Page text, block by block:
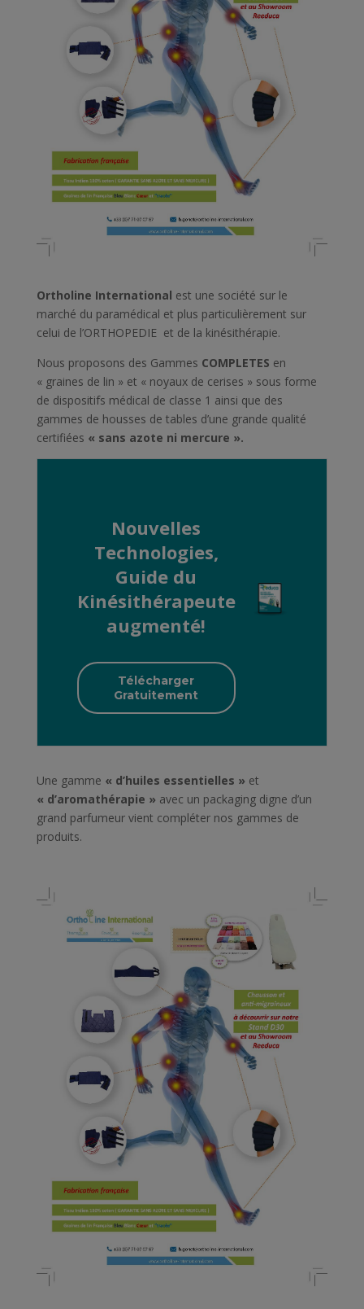
Ortholine International est une société sur le
marché du paramédical et plus particulièrement sur
celui de l’ORTHOPEDIE et de la kinésithérapie.
Nous proposons des Gammes COMPLETES en
« graines de lin » et « noyaux de cerises » sous forme
de dispositifs médical de classe 1 ainsi que des
gammes de housses de tables d’une grande qualité
certifiées « sans azote ni mercure ».
Nouvelles
Technologies,
Guide du
Kinésithérapeute
augmenté!
Télécharger
Gratuitement
Une gamme « d’huiles essentielles » et
« d’aromathérapie » avec un packaging digne d’un
grand parfumeur vient compléter nos gammes de
produits.